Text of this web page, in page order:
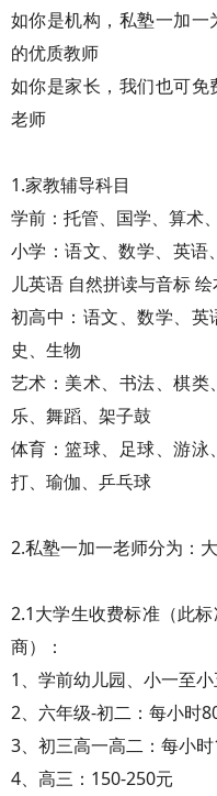
如你是机构，私塾一加
的优质教师
如你是家长，我们也可
老师
1.家教辅导科目
学前：托管、国学、算术
小学：语文、数学、英语
儿英语 自然拼读与音标 绘
初高中：语文、数学、
史、生物
艺术：美术、书法、棋
乐、舞蹈、架子鼓
体育：篮球、足球、游
打、瑜伽、乒乓球
2.私塾一加一老师分为：
2.1大学生收费标准（此
商）：
1、学前幼儿园、小一至
2、六年级-初二：每小时
3、初三高一高二：每小
4、高三：150-250元